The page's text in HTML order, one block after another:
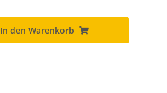
In den Warenkorb